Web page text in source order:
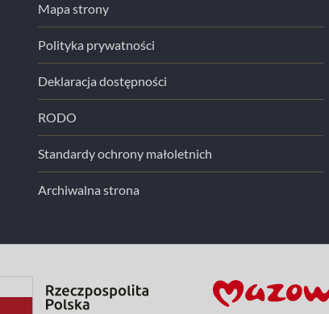
Mapa strony
Polityka prywatności
Deklaracja dostępności
RODO
Standardy ochrony małoletnich
Archiwalna strona